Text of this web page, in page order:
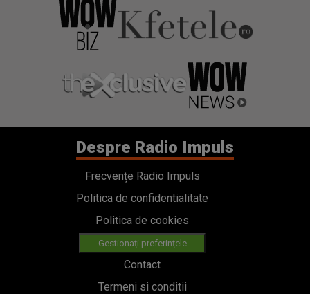
Despre Radio Impuls
Frecvențe Radio Impuls
Politica de confidentialitate
Politica de cookies
Gestionați preferințele
Contact
Termeni si conditii